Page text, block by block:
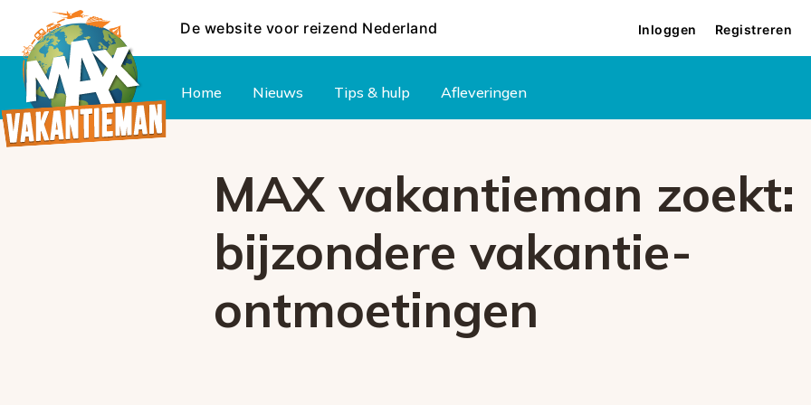
De website voor reizend Nederland Inloggen Registreren
Home Nieuws Tips & hulp Afleveringen
MAX vakantieman zoekt:
bijzondere vakantie-
ontmoetingen